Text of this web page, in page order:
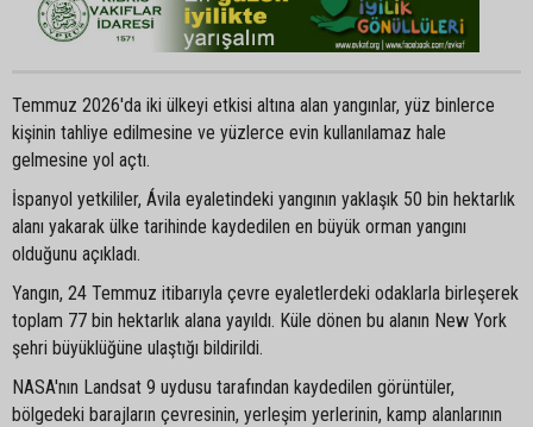
Temmuz 2026'da iki ülkeyi etkisi altına alan yangınlar, yüz binlerce
kişinin tahliye edilmesine ve yüzlerce evin kullanılamaz hale
gelmesine yol açtı.
İspanyol yetkililer, Ávila eyaletindeki yangının yaklaşık 50 bin hektarlık
alanı yakarak ülke tarihinde kaydedilen en büyük orman yangını
olduğunu açıkladı.
Yangın, 24 Temmuz itibarıyla çevre eyaletlerdeki odaklarla birleşerek
toplam 77 bin hektarlık alana yayıldı. Küle dönen bu alanın New York
şehri büyüklüğüne ulaştığı bildirildi.
NASA'nın Landsat 9 uydusu tarafından kaydedilen görüntüler,
bölgedeki barajların çevresinin, yerleşim yerlerinin, kamp alanlarının